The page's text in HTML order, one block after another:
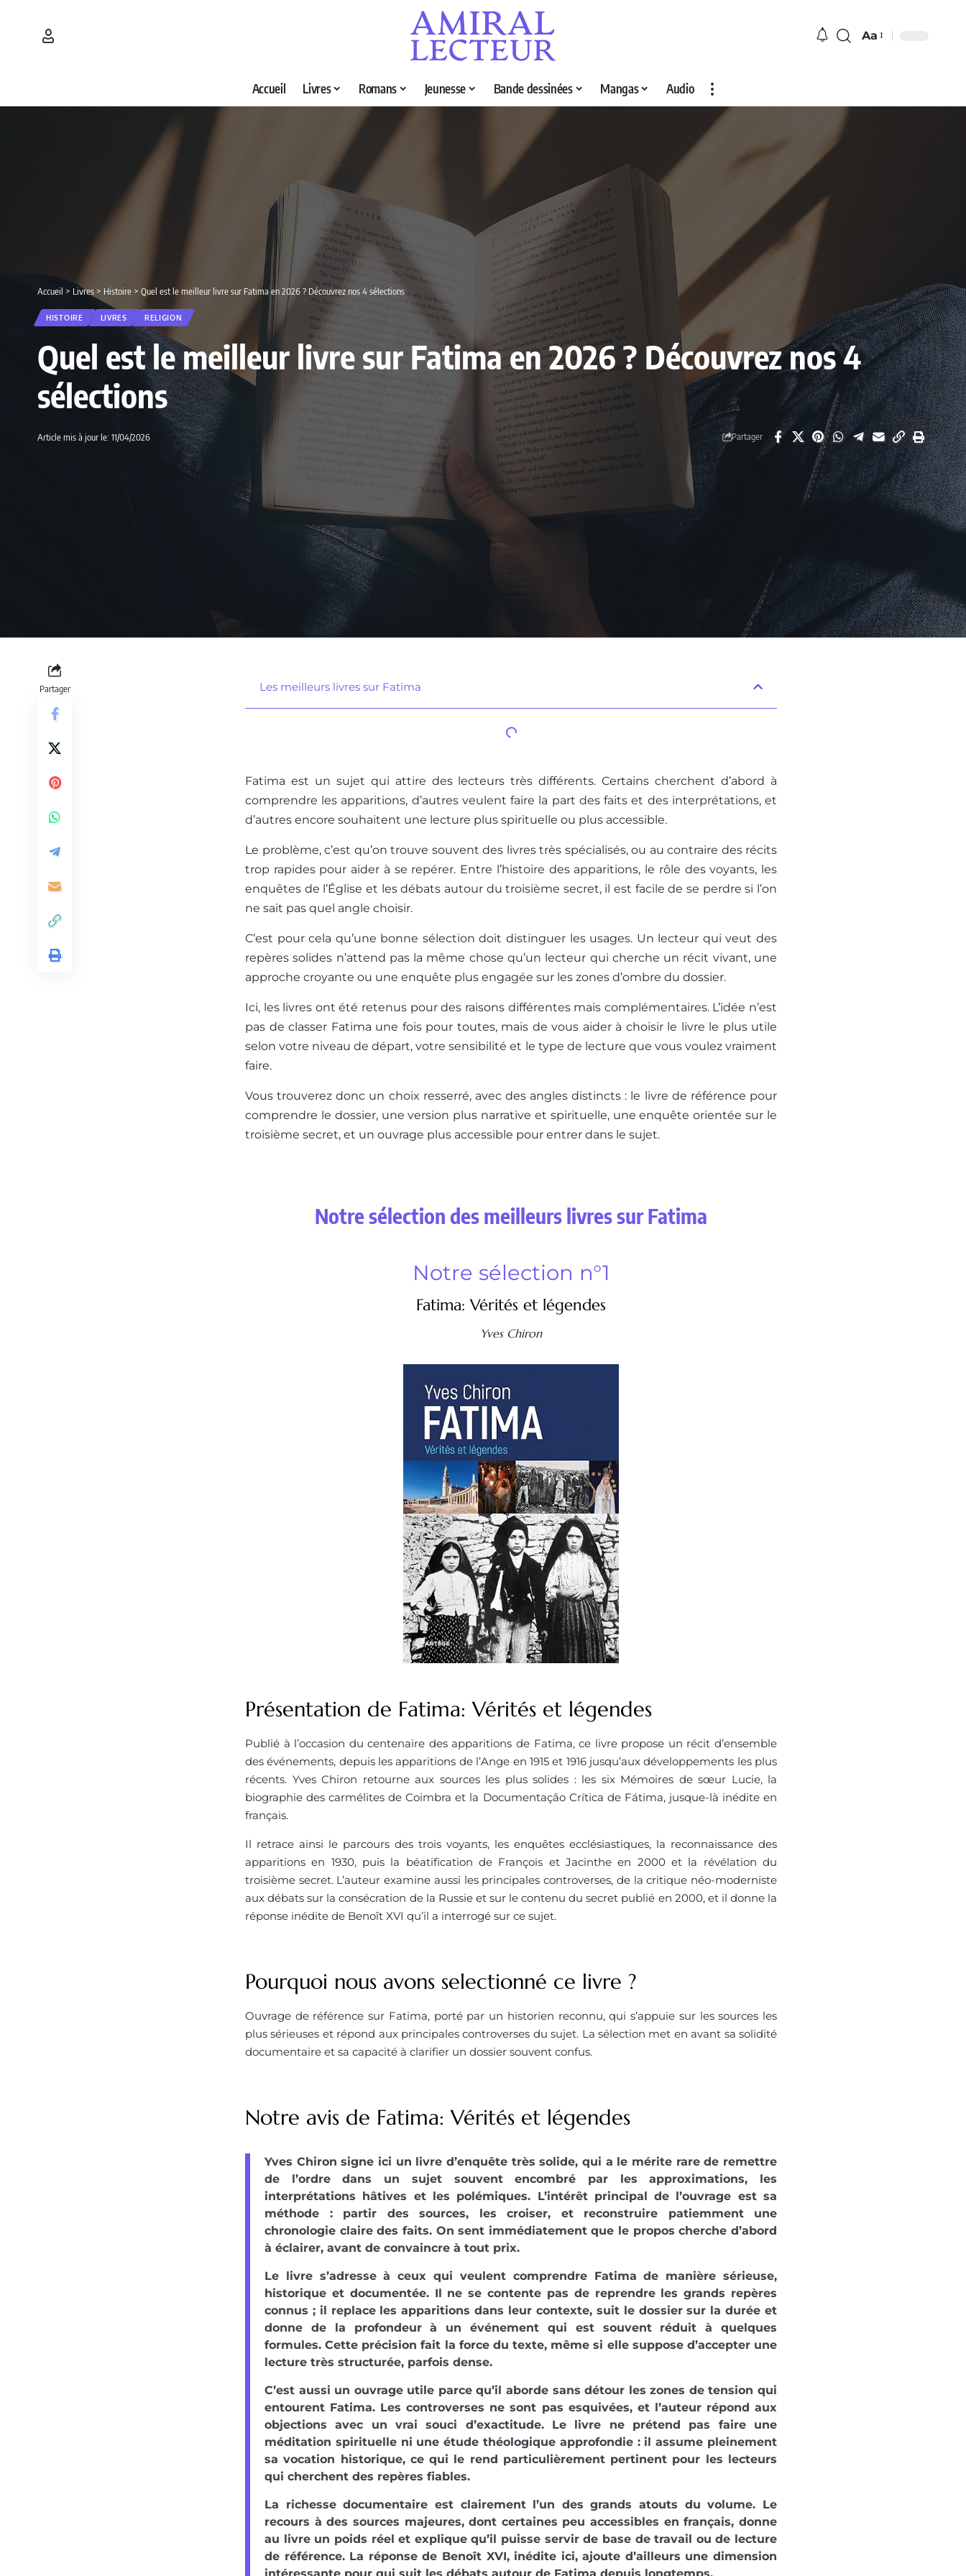
Aa
Accueil Livres Romans Jeunesse Bande dessinées Mangas Audio
Accueil > Livres > Histoire > Quel est le meilleur livre sur Fatima en 2026 ? Découvrez nos 4 sélections
HISTOIRE LIVRES RELIGION
Quel est le meilleur livre sur Fatima en 2026 ? Découvrez nos 4
sélections
Article mis à jour le: 11/04/2026 Partager
Partager Les meilleurs livres sur Fatima
Fatima est un sujet qui attire des lecteurs très différents. Certains cherchent d’abord à
comprendre les apparitions, d’autres veulent faire la part des faits et des interprétations, et
d’autres encore souhaitent une lecture plus spirituelle ou plus accessible.
Le problème, c’est qu’on trouve souvent des livres très spécialisés, ou au contraire des récits
trop rapides pour aider à se repérer. Entre l’histoire des apparitions, le rôle des voyants, les
enquêtes de l’Église et les débats autour du troisième secret, il est facile de se perdre si l’on
ne sait pas quel angle choisir.
C’est pour cela qu’une bonne sélection doit distinguer les usages. Un lecteur qui veut des
repères solides n’attend pas la même chose qu’un lecteur qui cherche un récit vivant, une
approche croyante ou une enquête plus engagée sur les zones d’ombre du dossier.
Ici, les livres ont été retenus pour des raisons différentes mais complémentaires. L’idée n’est
pas de classer Fatima une fois pour toutes, mais de vous aider à choisir le livre le plus utile
selon votre niveau de départ, votre sensibilité et le type de lecture que vous voulez vraiment
faire.
Vous trouverez donc un choix resserré, avec des angles distincts : le livre de référence pour
comprendre le dossier, une version plus narrative et spirituelle, une enquête orientée sur le
troisième secret, et un ouvrage plus accessible pour entrer dans le sujet.
Notre sélection des meilleurs livres sur Fatima
Notre sélection n°1
Fatima: Vérités et légendes
Yves Chiron
Présentation de Fatima: Vérités et légendes
Publié à l’occasion du centenaire des apparitions de Fatima, ce livre propose un récit d’ensemble
des événements, depuis les apparitions de l’Ange en 1915 et 1916 jusqu’aux développements les plus
récents. Yves Chiron retourne aux sources les plus solides : les six Mémoires de sœur Lucie, la
biographie des carmélites de Coimbra et la Documentação Crítica de Fátima, jusque-là inédite en
français.
Il retrace ainsi le parcours des trois voyants, les enquêtes ecclésiastiques, la reconnaissance des
apparitions en 1930, puis la béatification de François et Jacinthe en 2000 et la révélation du
troisième secret. L’auteur examine aussi les principales controverses, de la critique néo-moderniste
aux débats sur la consécration de la Russie et sur le contenu du secret publié en 2000, et il donne la
réponse inédite de Benoît XVI qu’il a interrogé sur ce sujet.
Pourquoi nous avons selectionné ce livre ? ​
Ouvrage de référence sur Fatima, porté par un historien reconnu, qui s’appuie sur les sources les
plus sérieuses et répond aux principales controverses du sujet. La sélection met en avant sa solidité
documentaire et sa capacité à clarifier un dossier souvent confus.
Notre avis de Fatima: Vérités et légendes
Yves Chiron signe ici un livre d’enquête très solide, qui a le mérite rare de remettre
de l’ordre dans un sujet souvent encombré par les approximations, les
interprétations hâtives et les polémiques. L’intérêt principal de l’ouvrage est sa
méthode : partir des sources, les croiser, et reconstruire patiemment une
chronologie claire des faits. On sent immédiatement que le propos cherche d’abord
à éclairer, avant de convaincre à tout prix.
Le livre s’adresse à ceux qui veulent comprendre Fatima de manière sérieuse,
historique et documentée. Il ne se contente pas de reprendre les grands repères
connus ; il replace les apparitions dans leur contexte, suit le dossier sur la durée et
donne de la profondeur à un événement qui est souvent réduit à quelques
formules. Cette précision fait la force du texte, même si elle suppose d’accepter une
lecture très structurée, parfois dense.
C’est aussi un ouvrage utile parce qu’il aborde sans détour les zones de tension qui
entourent Fatima. Les controverses ne sont pas esquivées, et l’auteur répond aux
objections avec un vrai souci d’exactitude. Le livre ne prétend pas faire une
méditation spirituelle ni une étude théologique approfondie : il assume pleinement
sa vocation historique, ce qui le rend particulièrement pertinent pour les lecteurs
qui cherchent des repères fiables.
La richesse documentaire est clairement l’un des grands atouts du volume. Le
recours à des sources majeures, dont certaines peu accessibles en français, donne
au livre un poids réel et explique qu’il puisse servir de base de travail ou de lecture
de référence. La réponse de Benoît XVI, inédite ici, ajoute d’ailleurs une dimension